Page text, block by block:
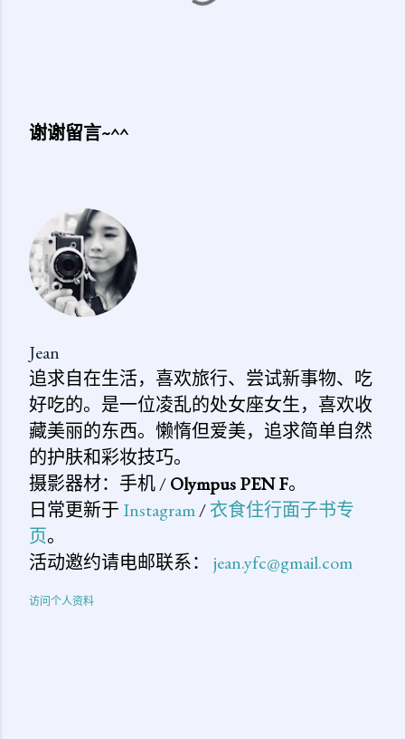
论
谢谢留言~^^
Jean
追求自在生活，喜欢旅行、尝试新事物、吃
好吃的。是一位凌乱的处女座女生，喜欢收
藏美丽的东西。懒惰但爱美，追求简单自然
的护肤和彩妆技巧。
摄影器材：手机 /Olympus PEN F。
日常更新于 Instagram/衣食住行面子书专
页。
活动邀约请电邮联系： jean.yfc@gmail.com
访问个人资料